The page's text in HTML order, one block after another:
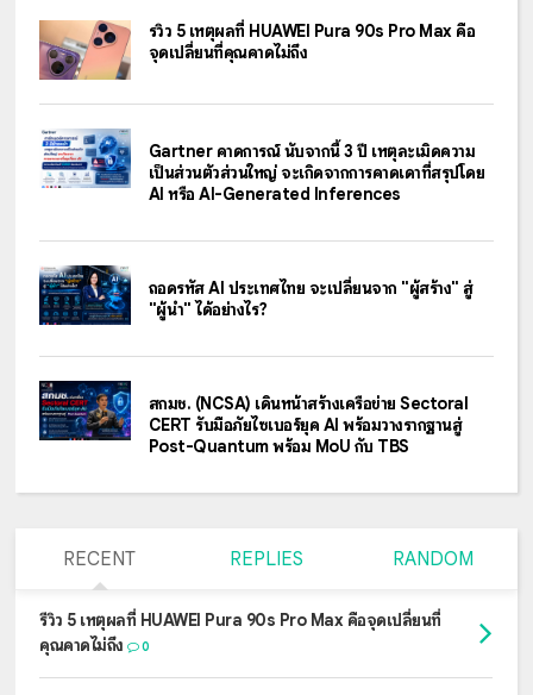
รีวิว 5 เหตุผลที่ HUAWEI Pura 90s Pro Max คือ
จุดเปลี่ยนที่คุณคาดไม่ถึง
Gartner คาดการณ์ นับจากนี้ 3 ปี เหตุละเมิดความ
เป็นส่วนตัวส่วนใหญ่ จะเกิดจากการคาดเดาที่สรุปโดย
AI หรือ AI-Generated Inferences
ถอดรหัส AI ประเทศไทย จะเปลี่ยนจาก "ผู้สร้าง" สู่
"ผู้นำ" ได้อย่างไร?
สกมช. (NCSA) เดินหน้าสร้างเครือข่าย Sectoral
CERT รับมือภัยไซเบอร์ยุค AI พร้อมวางรากฐานสู่
Post-Quantum พร้อม MoU กับ TBS
RECENT REPLIES RANDOM
รีวิว 5 เหตุผลที่ HUAWEI Pura 90s Pro Max คือจุดเปลี่ยนที่
คุณคาดไม่ถึง
0